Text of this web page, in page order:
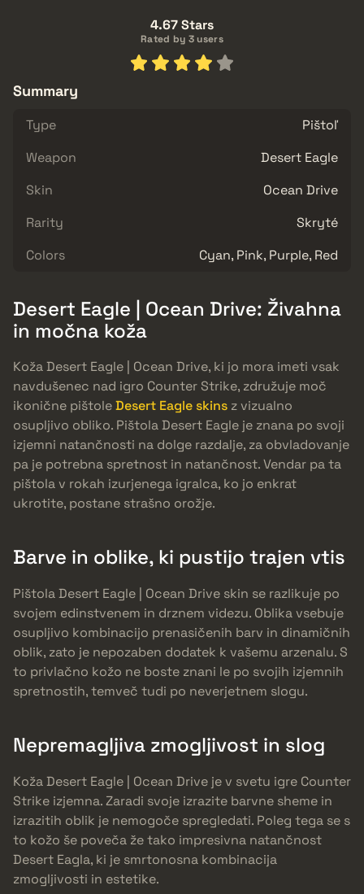
4.67 Stars
Rated by 3 users
Summary
Type
Pištoľ
Weapon
Desert Eagle
Skin
Ocean Drive
Rarity
Skryté
Colors
Cyan, Pink, Purple, Red
Desert Eagle | Ocean Drive: Živahna
in močna koža
Koža Desert Eagle | Ocean Drive, ki jo mora imeti vsak
navdušenec nad igro Counter Strike, združuje moč
ikonične pištoleDesert Eagle skins z vizualno
osupljivo obliko. Pištola Desert Eagle je znana po svoji
izjemni natančnosti na dolge razdalje, za obvladovanje
pa je potrebna spretnost in natančnost. Vendar pa ta
pištola v rokah izurjenega igralca, ko jo enkrat
ukrotite, postane strašno orožje.
Barve in oblike, ki pustijo trajen vtis
Pištola Desert Eagle | Ocean Drive skin se razlikuje po
svojem edinstvenem in drznem videzu. Oblika vsebuje
osupljivo kombinacijo prenasičenih barv in dinamičnih
oblik, zato je nepozaben dodatek k vašemu arzenalu. S
to privlačno kožo ne boste znani le po svojih izjemnih
spretnostih, temveč tudi po neverjetnem slogu.
Nepremagljiva zmogljivost in slog
Koža Desert Eagle | Ocean Drive je v svetu igre Counter
Strike izjemna. Zaradi svoje izrazite barvne sheme in
izrazitih oblik je nemogoče spregledati. Poleg tega se s
to kožo še poveča že tako impresivna natančnost
Desert Eagla, ki je smrtonosna kombinacija
zmogljivosti in estetike.